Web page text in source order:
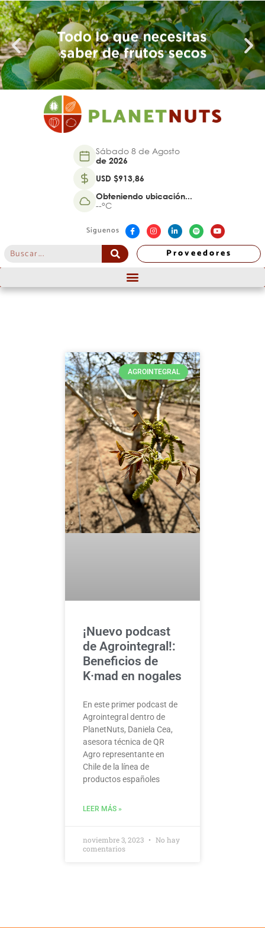
Sábado 8 de Agosto
de 2026
USD $913,86
Obteniendo ubicación...
--°C
Síguenos
Proveedores
AGROINTEGRAL
¡Nuevo podcast
de Agrointegral!:
Beneficios de
K·mad en nogales
En este primer podcast de
Agrointegral dentro de
PlanetNuts, Daniela Cea,
asesora técnica de QR
Agro representante en
Chile de la línea de
productos españoles
LEER MÁS »
noviembre 3, 2023
No hay
comentarios